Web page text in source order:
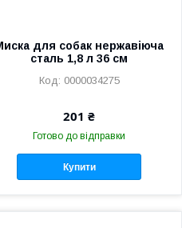
для собак нержавіюча
сталь 1,8 л 36 см
0000034275
201 ₴
Готово до відправки
Купити